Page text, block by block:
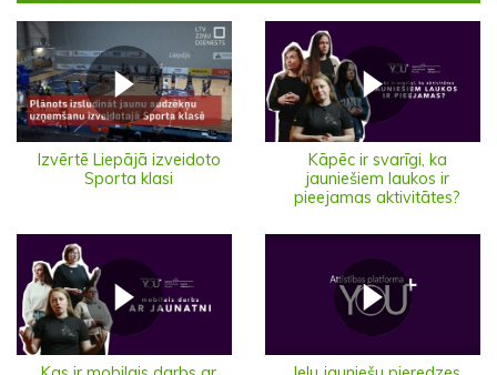
Izvērtē Liepājā izveidoto
Sporta klasi
Kāpēc ir svarīgi, ka
jauniešiem laukos ir
pieejamas aktivitātes?